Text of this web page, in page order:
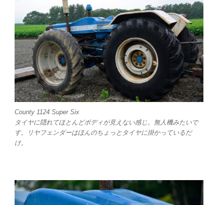
County 1124 Super Six
タイヤに隠れてほとんどボディが見えない感じ。無人機みたいで
す。リヤフェンダーはほんのちょっとタイヤに掛かっているだ
け。